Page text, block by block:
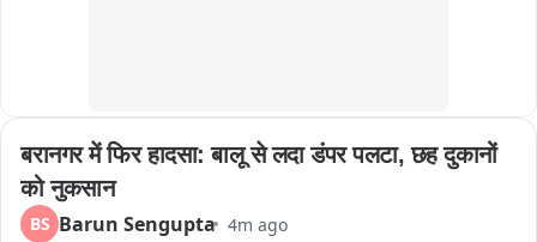
बरानगर में फिर हादसा: बालू से लदा डंपर पलटा, छह दुकानों
को नुकसान
BS Barun Sengupta 4m ago